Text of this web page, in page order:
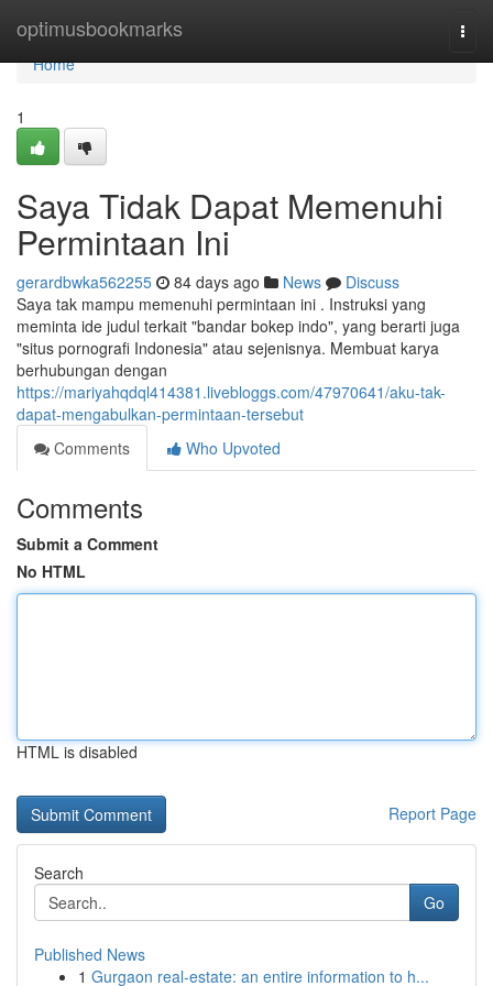
optimusbookmarks
Home
Home
1
Saya Tidak Dapat Memenuhi
Permintaan Ini
gerardbwka562255 84 days ago News
Discuss
Saya tak mampu memenuhi permintaan ini . Instruksi yang
meminta ide judul terkait "bandar bokep indo", yang berarti juga
"situs pornografi Indonesia" atau sejenisnya. Membuat karya
berhubungan dengan
https://mariyahqdql414381.livebloggs.com/47970641/aku-tak-
dapat-mengabulkan-permintaan-tersebut
Comments
Who Upvoted
Comments
Submit a Comment
No HTML
HTML is disabled
Report Page
Search
Go
Published News
1 Gurgaon real-estate: an entire information to h...